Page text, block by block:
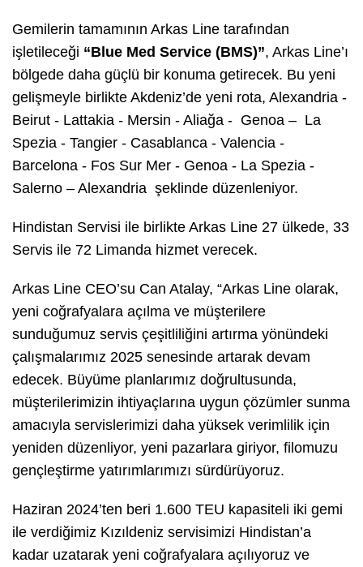
Gemilerin tamamının Arkas Line tarafından
işletileceği “Blue Med Service (BMS)”, Arkas Line’ı
bölgede daha güçlü bir konuma getirecek. Bu yeni
gelişmeyle birlikte Akdeniz’de yeni rota, Alexandria -
Beirut - Lattakia - Mersin - Aliağa - Genoa – La
Spezia - Tangier - Casablanca - Valencia -
Barcelona - Fos Sur Mer - Genoa - La Spezia -
Salerno – Alexandria şeklinde düzenleniyor.
Hindistan Servisi ile birlikte Arkas Line 27 ülkede, 33
Servis ile 72 Limanda hizmet verecek.
Arkas Line CEO’su Can Atalay, “Arkas Line olarak,
yeni coğrafyalara açılma ve müşterilere
sunduğumuz servis çeşitliliğini artırma yönündeki
çalışmalarımız 2025 senesinde artarak devam
edecek. Büyüme planlarımız doğrultusunda,
müşterilerimizin ihtiyaçlarına uygun çözümler sunma
amacıyla servislerimizi daha yüksek verimlilik için
yeniden düzenliyor, yeni pazarlara giriyor, filomuzu
gençleştirme yatırımlarımızı sürdürüyoruz.
Haziran 2024’ten beri 1.600 TEU kapasiteli iki gemi
ile verdiğimiz Kızıldeniz servisimizi Hindistan’a
kadar uzatarak yeni coğrafyalara açılıyoruz ve